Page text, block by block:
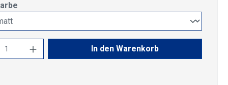
Anzahl: Gib den gewünschten Wert
In den Warenkorb